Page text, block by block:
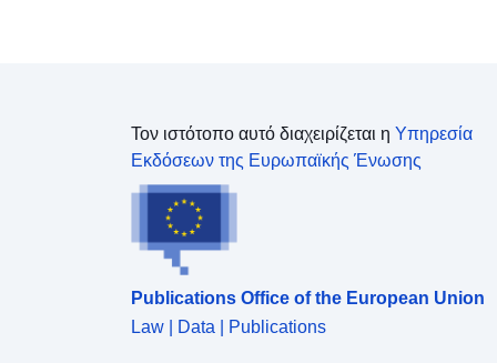
Τον ιστότοπο αυτό διαχειρίζεται η Υπηρεσία
Εκδόσεων της Ευρωπαϊκής Ένωσης
Publications Office of the European Union
Law | Data | Publications